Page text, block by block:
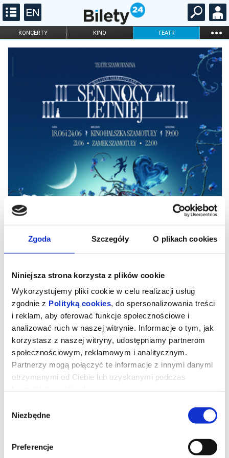
Zgoda Szczegóły O plikach cookies
Niniejsza strona korzysta z plików cookie
Wykorzystujemy pliki cookie w celu realizacji usług
zgodnie z Polityką cookies, do spersonalizowania treści
i reklam, aby oferować funkcje społecznościowe i
analizować ruch w naszej witrynie. Informacje o tym, jak
korzystasz z naszej witryny, udostępniamy partnerom
społecznościowym, reklamowym i analitycznym.
Partnerzy mogą połączyć te informacje z innymi danymi
otrzymanymi od Ciebie lub uzyskanymi podczas
zgody
Niezbędne
Preferencje
KONCERTY KINO TEATR ...
FILHARMONIA OPERA I BALET
ONLINE
SEN NOCY LETNIEJ - Teatr
Szamotanina SzOK
Najpopularniejsza sztuka Williama Szekspira opowiadająca o
pomyłek łącząca świat ludzi i postaci magicznych zrealizowana
została przez Teatr Szamotanina Szamotulskiego Ośrodka